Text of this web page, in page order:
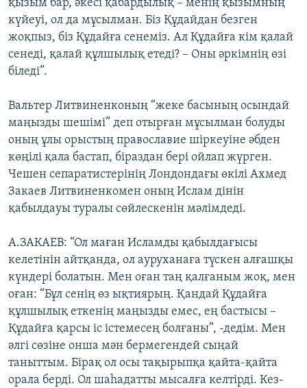
қызым бар, әкесі қабардылық – менің қызымның
күйеуі, ол да мұсылман. Біз Құдайдан безген
жоқпыз, біз Құдайға сенеміз. Ал Құдайға кім қалай
сенеді, қалай құлшылық етеді? – Оны әркімнің өзі
біледі”.
Вальтер Литвиненконың “жеке басының осындай
маңызды шешімі” деп отырған мұсылман болуды
оның ұлы орыстың православие шіркеуіне әбден
көңілі қала бастап, біраздан бері ойлап жүрген.
Чешен сепаратистерінің Лондондағы өкілі Ахмед
Закаев Литвиненкомен оның Ислам дінін
қабылдауы туралы сөйлескенін мәлімдеді.
А.ЗАКАЕВ: “Ол маған Исламды қабылдағысы
келетінін айтқанда, ол ауруханаға түскен алғашқы
күндері болатын. Мен оған таң қалғаным жоқ, мен
оған: “Бұл сенің өз ықтиярың. Қандай Құдайға
құлшылық еткенің маңызды емес, ең бастысы –
Құдайға қарсы іс істемесең болғаны”, -дедім. Мен
әлгі сөзіне онша мән бермегендей сыңай
таныттым. Бірақ ол осы тақырыпқа қайта-қайта
орала берді. Ол шаһадатты мысалға келтірді. Кез-